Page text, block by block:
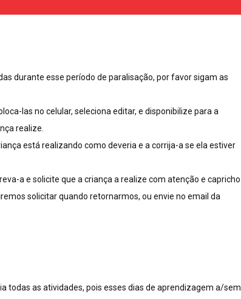
durante esse período de paralisação, por favor sigam as
las no celular, seleciona editar, e disponibilize para a
realize.
está realizando como deveria e a corrija-a se ela estiver
a e solicite que a criança a realize com atenção e capricho
solicitar quando retornarmos, ou envie no email da
todas as atividades, pois esses dias de aprendizagem a/sem